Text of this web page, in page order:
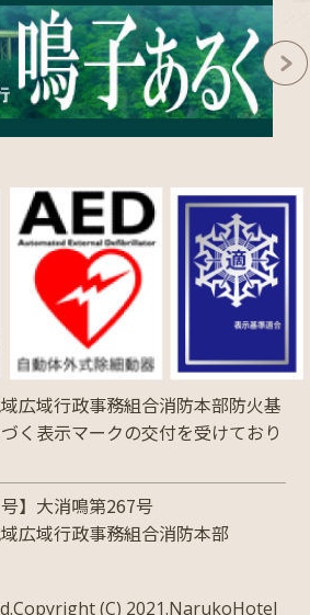
広域行政事務組合消防本部防火基
く表示マークの交付を受けており
】大消鳴第267号
広域行政事務組合消防本部
(C) 2021.NarukoHotel